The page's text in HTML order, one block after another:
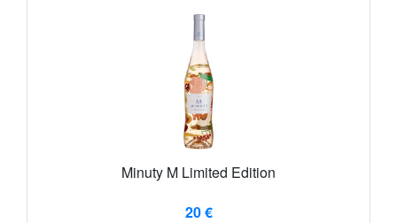
Minuty M Limited Edition
20 €